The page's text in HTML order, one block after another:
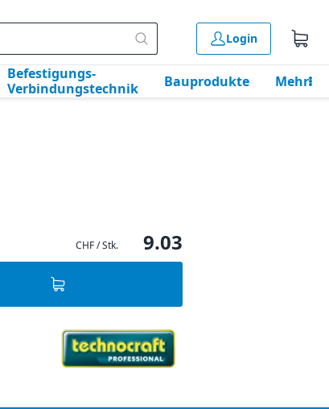
Login
Befestigungs-
Verbindungstechnik
Bauprodukte Mehr
CHF / Stk. 9.03